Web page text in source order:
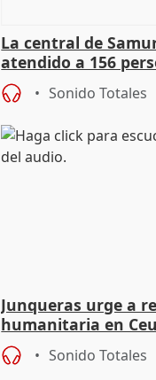
La central de
atendido a 156
situación de calle
de CalorSonido Totales
Junqueras urge a
humanitaria en
responsabilidad a la
Sonido Totales